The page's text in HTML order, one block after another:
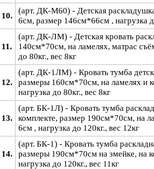
10.
(арт. ДК-М60) - Детская
6см, размер 146см*66см , нагрузка
11.
(арт. ДК-ЛМ) - Детская кровать
140см*70см, на ламелях, матрас
до 80кг., вес 8кг
12.
(арт. ДК-1ЛМ) - Кровать тумба
размеры 160см*70см, на ламелях и
нагрузка до 80кг., вес 8кг
13.
(арт. БК-1Л) - Кровать тумба
комплекте, размер 190см*70см, на
6см , нагрузка до 120кг., вес 12кг
14.
(арт. БК-1) - Кровать тумба
размеры 190см*70см на змейке, на
нагрузка до 120кг., вес 11кг